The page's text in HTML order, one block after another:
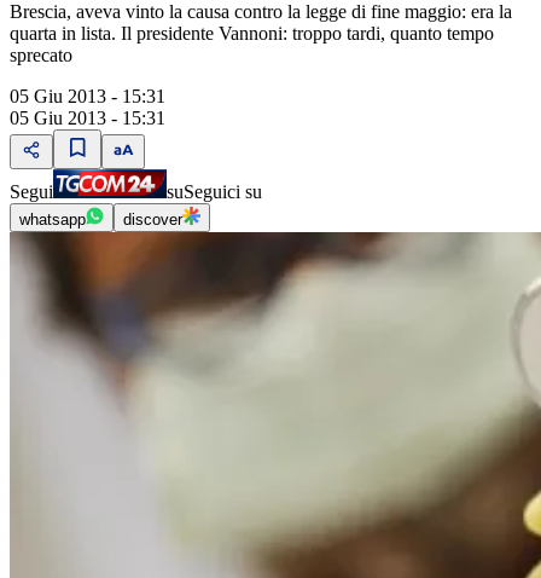
Brescia, aveva vinto la causa contro la legge di fine maggio: era la
quarta in lista. Il presidente Vannoni: troppo tardi, quanto tempo
sprecato
05 Giu 2013 - 15:31
05 Giu 2013 - 15:31
Segui suSeguici su
whatsapp discover